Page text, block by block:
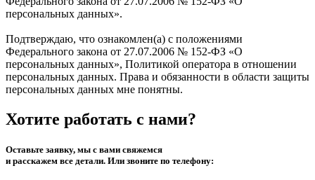
персональных данных».
Подтверждаю, что ознакомлен(а) с положениями
Федерального закона от 27.07.2006 № 152-ФЗ «О
персональных данных», Политикой оператора в отношении
персональных данных. Права и обязанности в области защиты
персональных данных мне понятны.
Хотите работать с нами?
Оставьте заявку, мы с вами свяжемся
и расскажем все детали. Или звоните по телефону: